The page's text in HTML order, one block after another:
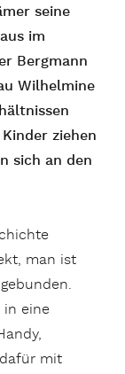
seine
im
Bergmann
Wilhelmine
ziehen
sich an den
man ist
in eine
mit